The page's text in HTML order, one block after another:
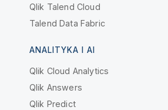
Qlik Talend Cloud
Talend Data Fabric
ANALITYKA I AI
Qlik Cloud Analytics
Qlik Answers
Qlik Predict